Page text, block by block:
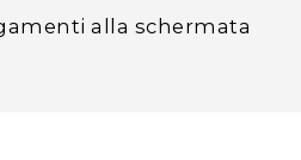
alla schermata